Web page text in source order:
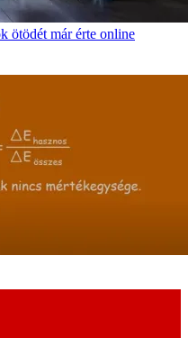
ötödét már érte online